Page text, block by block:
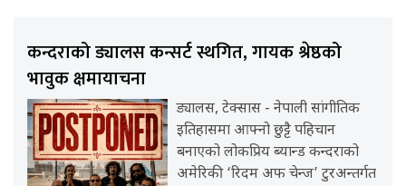
कन्दराको ड्यालस कन्सर्ट स्थगित, गायक श्रेष्ठको
भावुक क्षमायाचना
ड्यालस, टेक्सास - नेपाली सांगीतिक
इतिहासमा आफ्नो छुट्टै पहिचान
बनाएको लोकप्रिय ब्यान्ड कन्दराको
अमेरिकी ‘रिदम अफ चेन्ज’ टुरअन्तर्गत